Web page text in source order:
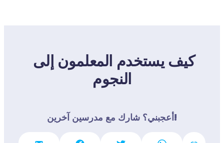
النجوم
أعجبني؟ شارك مع مدرسين آخرين!